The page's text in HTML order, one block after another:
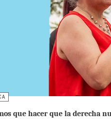
que hacer que la derecha